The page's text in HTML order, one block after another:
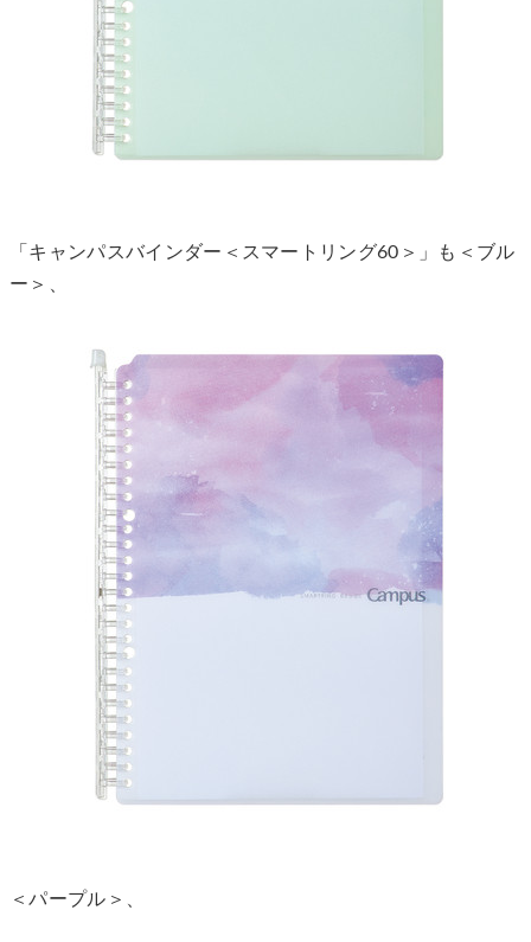
「キャンパスバインダー＜スマートリング60＞」も＜ブル
ー＞、
＜パープル＞、